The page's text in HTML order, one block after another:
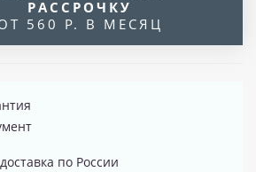
РАССРОЧКУ
560 Р. В МЕСЯЦ
по России